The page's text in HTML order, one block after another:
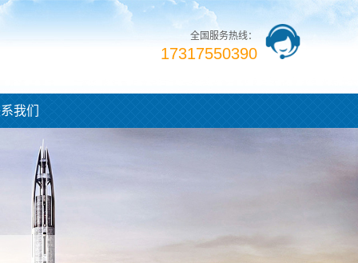
全国服务热线：
17317550390
我们